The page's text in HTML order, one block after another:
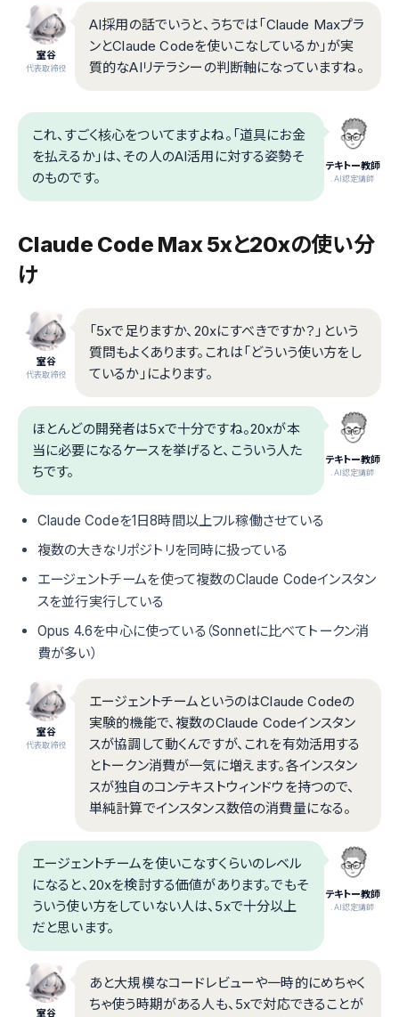
室谷
代表取締役
AI採用の話でいうと、うちでは「Claude Maxプラ
ンとClaude Codeを使いこなしているか」が実
質的なAIリテラシーの判断軸になっていますね。
テキトー教師
.AI認定講師
これ、すごく核心をついてますよね。「道具にお金
を払えるか」は、その人のAI活用に対する姿勢そ
のものです。
Claude Code Max 5xと20xの使い分
け
室谷
代表取締役
「5xで足りますか、20xにすべきですか？」という
質問もよくあります。これは「どういう使い方をし
ているか」によります。
テキトー教師
.AI認定講師
ほとんどの開発者は5xで十分ですね。20xが本
当に必要になるケースを挙げると、こういう人た
ちです。
Claude Codeを1日8時間以上フル稼働させている
複数の大きなリポジトリを同時に扱っている
エージェントチームを使って複数のClaude Codeインスタン
スを並行実行している
Opus 4.6を中心に使っている（Sonnetに比べてトークン消
費が多い）
室谷
代表取締役
エージェントチームというのはClaude Codeの
実験的機能で、複数のClaude Codeインスタン
スが協調して動くんですが、これを有効活用する
とトークン消費が一気に増えます。各インスタン
スが独自のコンテキストウィンドウを持つので、
単純計算でインスタンス数倍の消費量になる。
テキトー教師
.AI認定講師
エージェントチームを使いこなすくらいのレベル
になると、20xを検討する価値があります。でもそ
ういう使い方をしていない人は、5xで十分以上
だと思います。
室谷
あと大規模なコードレビューや一時的にめちゃく
ちゃ使う時期がある人も、5xで対応できることが